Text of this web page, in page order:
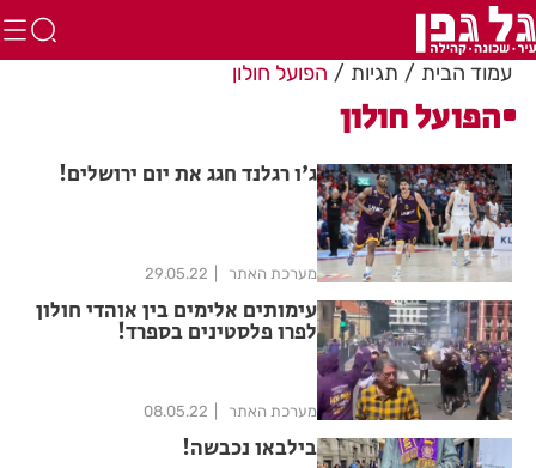
עמוד הבית תגיות הפועל חולון
הפועל חולון
ג'ו רגלנד חגג את יום ירושלים!
מערכת האתר 29.05.22
עימותים אלימים בין אוהדי חולון
לפרו פלסטינים בספרד!
מערכת האתר 08.05.22
בילבאו נכבשה!